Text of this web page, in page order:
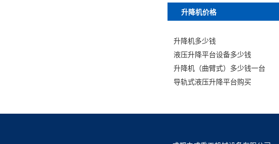
升降机价格
升降机多少钱
液压升降平台设备多少钱
升降机（曲臂式）多少钱一台
导轨式液压升降平台购买